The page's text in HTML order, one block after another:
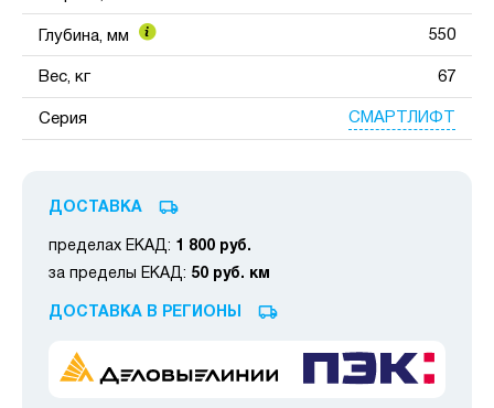
Глубина, мм 550
Вес, кг 67
Серия СМАРТЛИФТ
ДОСТАВКА
пределах ЕКАД: 1 800 руб.
за пределы ЕКАД: 50 руб. км
ДОСТАВКА В РЕГИОНЫ